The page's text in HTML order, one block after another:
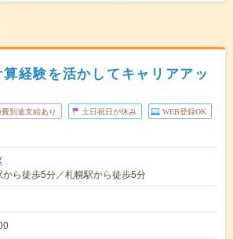
算経験を活かしてキャリアアッ
費別途支給あり 土日祝日が休み WEB登録OK
から徒歩5分／札幌駅から徒歩5分